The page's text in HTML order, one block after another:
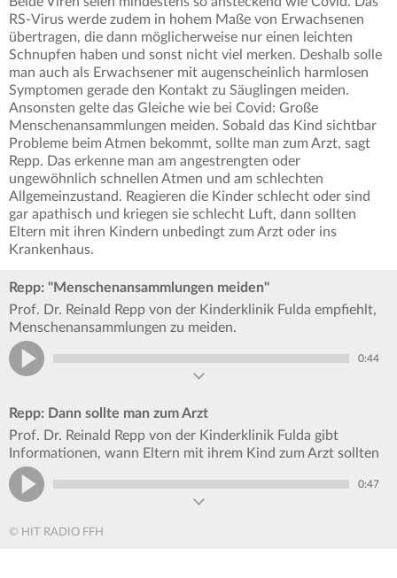
RS-Virus werde zudem in hohem Maße von Erwachsenen
übertragen, die dann möglicherweise nur einen leichten
Schnupfen haben und sonst nicht viel merken. Deshalb solle
man auch als Erwachsener mit augenscheinlich harmlosen
Symptomen gerade den Kontakt zu Säuglingen meiden.
Ansonsten gelte das Gleiche wie bei Covid: Große
Menschenansammlungen meiden. Sobald das Kind sichtbar
Probleme beim Atmen bekommt, sollte man zum Arzt, sagt
Repp. Das erkenne man am angestrengten oder
ungewöhnlich schnellen Atmen und am schlechten
Allgemeinzustand. Reagieren die Kinder schlecht oder sind
gar apathisch und kriegen sie schlecht Luft, dann sollten
Eltern mit ihren Kindern unbedingt zum Arzt oder ins
Krankenhaus.
Repp: "Menschenansammlungen meiden"
Prof. Dr. Reinald Repp von der Kinderklinik Fulda empfiehlt,
Menschenansammlungen zu meiden.
0:44
Repp: Dann sollte man zum Arzt
Prof. Dr. Reinald Repp von der Kinderklinik Fulda gibt
Informationen, wann Eltern mit ihrem Kind zum Arzt sollten
0:47
© HIT RADIO FFH